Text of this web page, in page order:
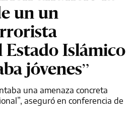
un un
Islámico
jóvenes”
una amenaza concreta
aseguró en conferencia de